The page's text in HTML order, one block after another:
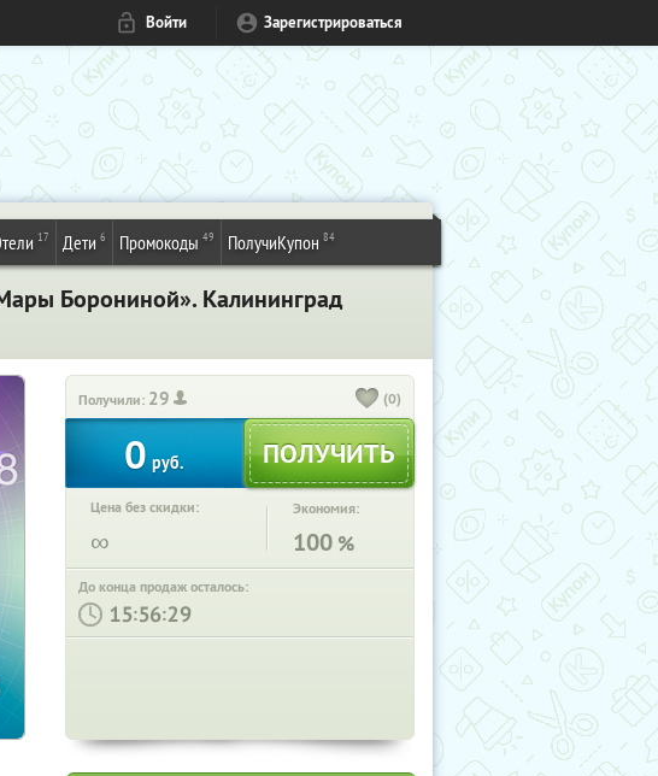
Войти Зарегистрироваться
17 Дети 6 Промокоды 49 ПолучиКупон 84
Борониной». Калининград
Получили: 29 (0)
0 руб.
Цена без скидки:
∞
Экономия:
100 %
До конца продаж осталось:
: :